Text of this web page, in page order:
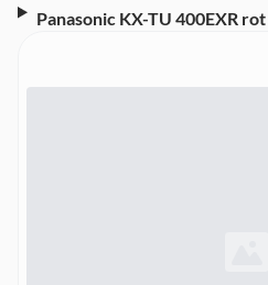
Panasonic KX-TU 400EXR